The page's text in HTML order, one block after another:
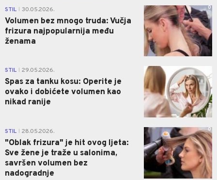
STIL 30.05.2026.
Volumen bez mnogo truda: Vučja
frizura najpopularnija među
ženama
0
STIL 29.05.2026.
Spas za tanku kosu: Operite je
ovako i dobićete volumen kao
nikad ranije
STIL 28.05.2026.
"Oblak frizura" je hit ovog ljeta:
Sve žene je traže u salonima,
savršen volumen bez
nadogradnje
0